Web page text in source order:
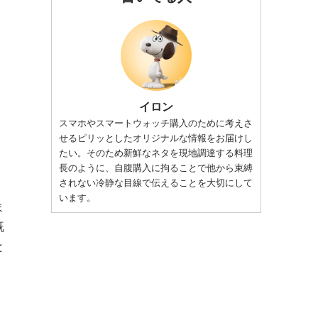
イロン
スマホやスマートウォッチ購入のために考えさ
せるピリッとしたオリジナルな情報をお届けし
たい。そのため新鮮なネタを現地調達する料理
長のように、自腹購入に拘ることで他から束縛
されない冷静な目線で伝えることを大切にして
います。